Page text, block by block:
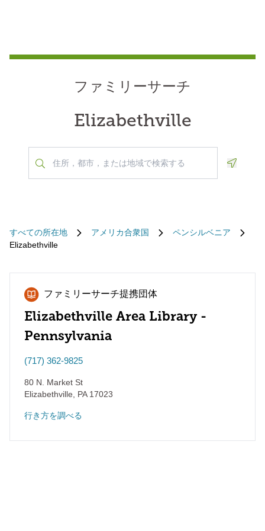
ファミリーサーチ
Elizabethville
すべての所在地 アメリカ合衆国
ペンシルベニア
Elizabethville
ファミリーサーチ提携団体
Elizabethville Area Library -
Pennsylvania
(717) 362-9825
80 N. Market St
Elizabethville
PA17023
行き方を調べる